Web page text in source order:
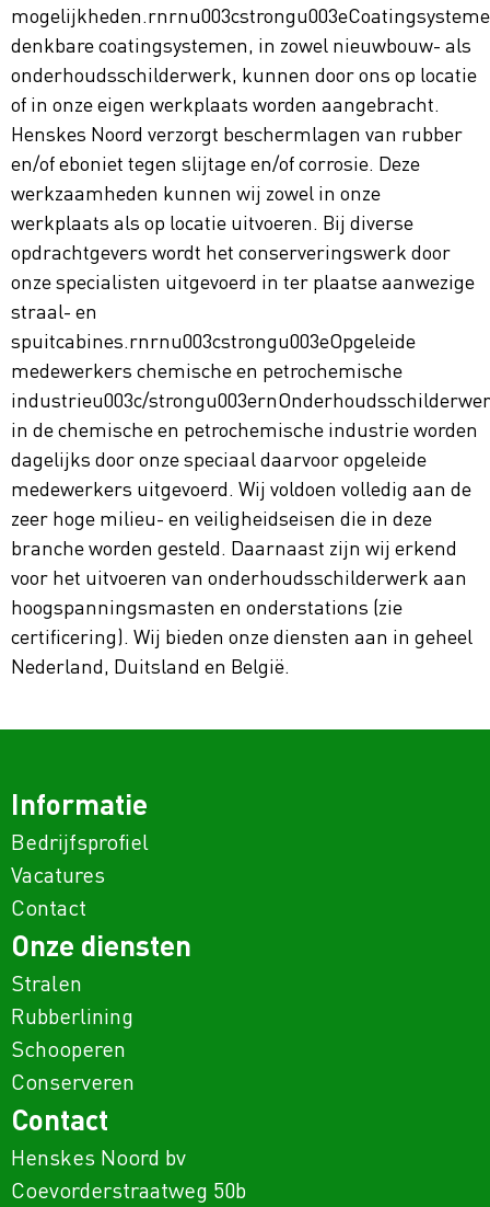
denkbare coatingsystemen, in zowel nieuwbouw- als
onderhoudsschilderwerk, kunnen door ons op locatie
of in onze eigen werkplaats worden aangebracht.
Henskes Noord verzorgt beschermlagen van rubber
en/of eboniet tegen slijtage en/of corrosie. Deze
werkzaamheden kunnen wij zowel in onze
werkplaats als op locatie uitvoeren. Bij diverse
opdrachtgevers wordt het conserveringswerk door
onze specialisten uitgevoerd in ter plaatse aanwezige
straal- en
spuitcabines.rnrnu003cstrongu003eOpgeleide
medewerkers chemische en petrochemische
industrieu003c/
in de chemische en petrochemische industrie worden
dagelijks door onze speciaal daarvoor opgeleide
medewerkers uitgevoerd. Wij voldoen volledig aan de
zeer hoge milieu- en veiligheidseisen die in deze
branche worden gesteld. Daarnaast zijn wij erkend
voor het uitvoeren van onderhoudsschilderwerk aan
hoogspanningsmasten en onderstations (zie
certificering). Wij bieden onze diensten aan in geheel
Nederland, Duitsland en België.
Informatie
Bedrijfsprofiel
Vacatures
Contact
Onze diensten
Stralen
Rubberlining
Schooperen
Conserveren
Contact
Henskes Noord bv
Coevorderstraatweg 50b